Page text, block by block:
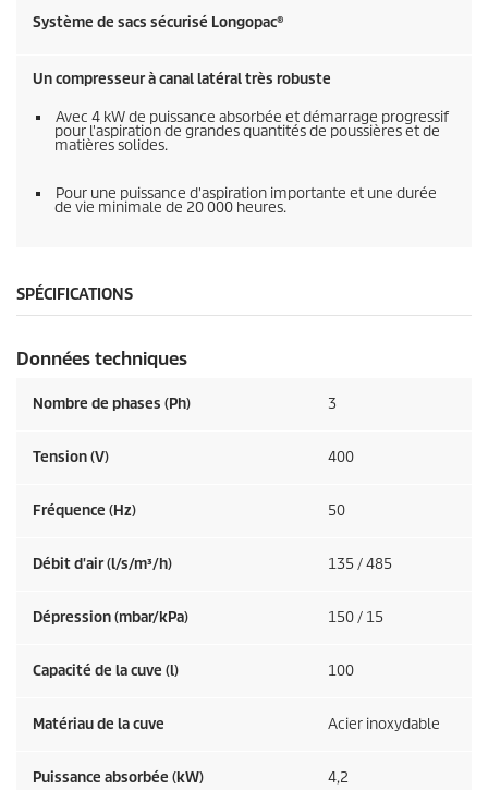
Système de sacs sécurisé Longopac®
Un compresseur à canal latéral très robuste
Avec 4 kW de puissance absorbée et démarrage progressif
pour l'aspiration de grandes quantités de poussières et de
matières solides.
Pour une puissance d'aspiration importante et une durée
de vie minimale de 20 000 heures.
SPÉCIFICATIONS
Données techniques
Nombre de phases (Ph) 3
Tension (V) 400
Fréquence (Hz) 50
Débit d'air (l/s/m³/h) 135 / 485
Dépression (mbar/kPa) 150 / 15
Capacité de la cuve (l) 100
Matériau de la cuve Acier inoxydable
Puissance absorbée (kW) 4,2